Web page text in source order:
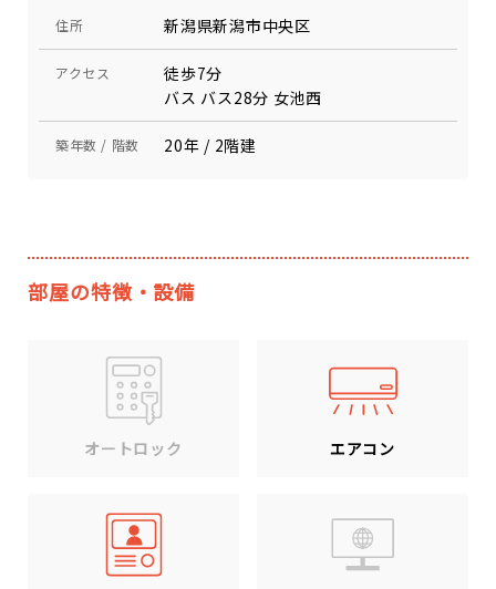
住所 新潟県新潟市中央区
アクセス
徒歩7分
バス バス28分 女池西
築年数 / 階数 20年 / 2階建
部屋の特徴・設備
オートロック エアコン